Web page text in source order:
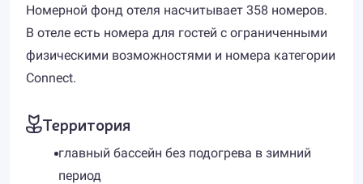
Номерной фонд отеля насчитывает 358 номеров.
В отеле есть номера для гостей с ограниченными
физическими возможностями и номера категории
Connect.
Территория
главный бассейн без подогрева в зимний
период